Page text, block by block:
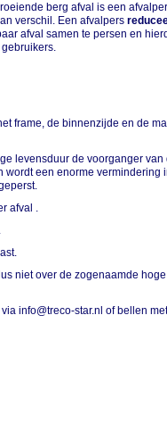
berg afval is een
verschil. Een afvalpers
afval samen te persen en
frame, de binnenzijde en de
levensduur de voorganger
een enorme vermindering
afval .
niet over de zogenaamde
info@treco-star.nl of bellen